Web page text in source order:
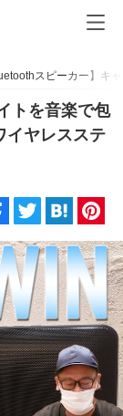
スピーカー】キ
トを音楽で包
イヤレスステ